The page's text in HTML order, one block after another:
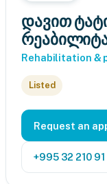
დავით
Rehabilitation &
Listed
Request an
+995 32 210 91